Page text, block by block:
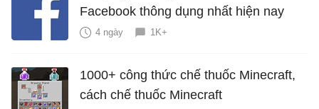
Facebook thông dụng nhất hiện nay
4 ngày 1K+
1000+ công thức chế thuốc Minecraft,
cách chế thuốc Minecraft